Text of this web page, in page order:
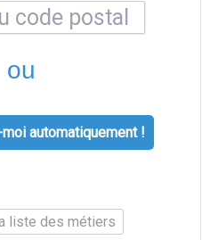
ou
automatiquement !
liste des métiers